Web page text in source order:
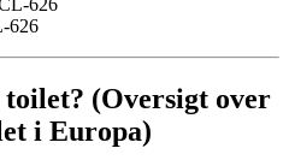
626
(Oversigt over
i Europa)